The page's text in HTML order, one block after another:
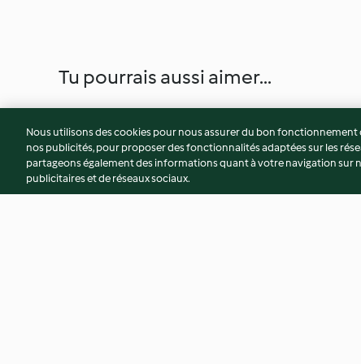
Tu pourrais aussi aimer...
Nous utilisons des cookies pour nous assurer du bon
nos publicités, pour proposer des fonctionnalités adaptées sur les
partageons également des informations quant à votre navigation sur
publicitaires et de réseaux sociaux.